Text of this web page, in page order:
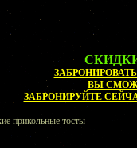
ВЫ
ЗАБРОНИРУЙТЕ
прикольные тосты